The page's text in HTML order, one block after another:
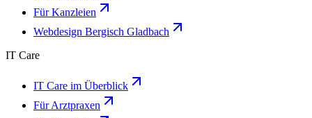
Für Kanzleien
Webdesign Bergisch Gladbach
IT Care
IT Care im Überblick
Für Arztpraxen